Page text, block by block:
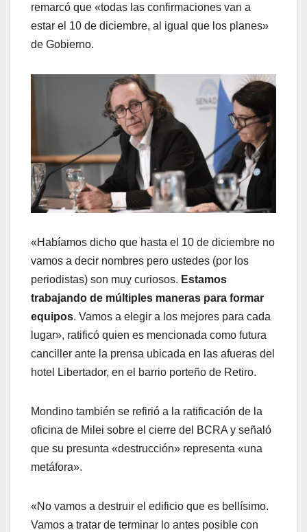
remarcó que «todas las confirmaciones van a
estar el 10 de diciembre, al igual que los planes»
de Gobierno.
«Habíamos dicho que hasta el 10 de diciembre no
vamos a decir nombres pero ustedes (por los
periodistas) son muy curiosos. Estamos
trabajando de múltiples maneras para formar
equipos. Vamos a elegir a los mejores para cada
lugar», ratificó quien es mencionada como futura
canciller ante la prensa ubicada en las afueras del
hotel Libertador, en el barrio porteño de Retiro.
Mondino también se refirió a la ratificación de la
oficina de Milei sobre el cierre del BCRA y señaló
que su presunta «destrucción» representa «una
metáfora».
«No vamos a destruir el edificio que es bellísimo.
Vamos a tratar de terminar lo antes posible con